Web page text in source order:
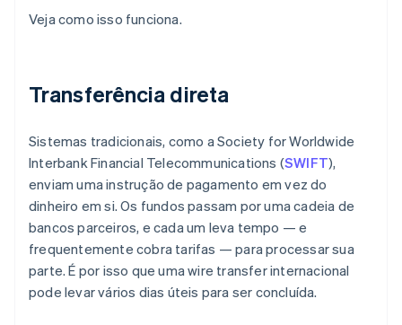
Veja como isso funciona.
Transferência direta
Sistemas tradicionais, como a Society for Worldwide
Interbank Financial Telecommunications (SWIFT),
enviam uma instrução de pagamento em vez do
dinheiro em si. Os fundos passam por uma cadeia de
bancos parceiros, e cada um leva tempo — e
frequentemente cobra tarifas — para processar sua
parte. É por isso que uma wire transfer internacional
pode levar vários dias úteis para ser concluída.